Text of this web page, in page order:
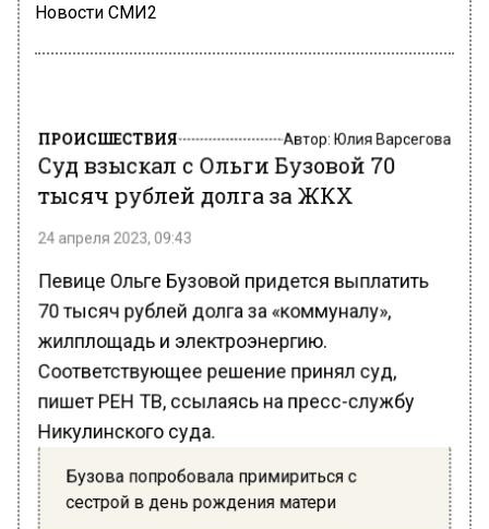
Новости СМИ2
Суд взыскал с Ольги Бузовой 70
тысяч рублей долга за ЖКХ
Певице Ольге Бузовой придется выплатить
70 тысяч рублей долга за «коммуналу»,
Соответствующее решение принял суд,
пишет РЕН ТВ, ссылаясь на пресс-службу
Никулинского суда.
Бузова попробовала примириться с
сестрой в день рождения матери